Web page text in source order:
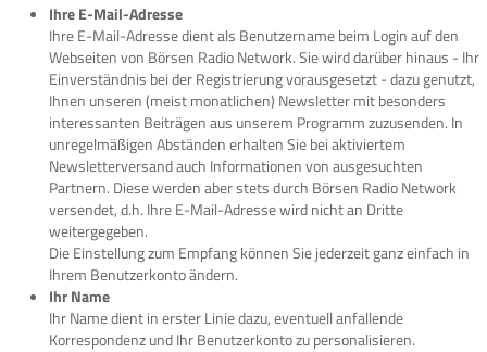
Ihre E-Mail-Adresse
Ihre E-Mail-Adresse dient als Benutzername beim Login auf den
Webseiten von Börsen Radio Network. Sie wird darüber hinaus - Ihr
Einverständnis bei der Registrierung vorausgesetzt - dazu genutzt,
Ihnen unseren (meist monatlichen) Newsletter mit besonders
interessanten Beiträgen aus unserem Programm zuzusenden. In
unregelmäßigen Abständen erhalten Sie bei aktiviertem
Newsletterversand auch Informationen von ausgesuchten
Partnern. Diese werden aber stets durch Börsen Radio Network
versendet, d.h. Ihre E-Mail-Adresse wird nicht an Dritte
weitergegeben.
Die Einstellung zum Empfang können Sie jederzeit ganz einfach in
Ihrem Benutzerkonto ändern.
Ihr Name
Ihr Name dient in erster Linie dazu, eventuell anfallende
Korrespondenz und Ihr Benutzerkonto zu personalisieren.